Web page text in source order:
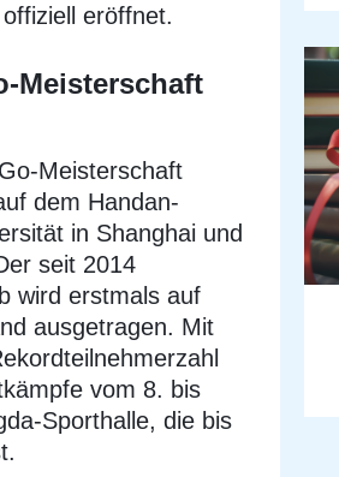
eröffnet.
Meisterschaft
Meisterschaft
dem Handan-
in Shanghai und
seit 2014
wird erstmals auf
ausgetragen. Mit
vom 8. bis
Sporthalle, die bis